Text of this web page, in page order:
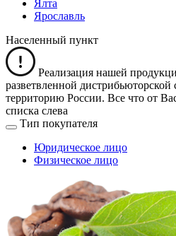
Ялта
Ярославль
Населенный пункт
Реализация нашей
разветвленной
территорию России. Все что от
списка слева
Тип покупателя
Юридическое лицо
Физическое лицо